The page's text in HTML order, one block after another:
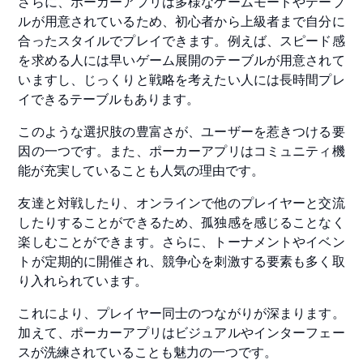
ルが用意されているため、初心者から上級者まで自分に
合ったスタイルでプレイできます。例えば、スピード感
を求める人には早いゲーム展開のテーブルが用意されて
いますし、じっくりと戦略を考えたい人には長時間プレ
イできるテーブルもあります。
このような選択肢の豊富さが、ユーザーを惹きつける要
因の一つです。また、ポーカーアプリはコミュニティ機
能が充実していることも人気の理由です。
友達と対戦したり、オンラインで他のプレイヤーと交流
したりすることができるため、孤独感を感じることなく
楽しむことができます。さらに、トーナメントやイベン
トが定期的に開催され、競争心を刺激する要素も多く取
り入れられています。
これにより、プレイヤー同士のつながりが深まります。
加えて、ポーカーアプリはビジュアルやインターフェー
スが洗練されていることも魅力の一つです。